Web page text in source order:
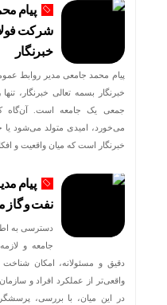
پیام
شرکت
خبرنگار
پیام محمد جامعی مدیر روابط
خبرنگار بسمه تعالی خبرنگار،
جمعی یک جامعه است. آن‌گاه
می‌خورد، امیدی متولد می‌شود یا
خبرنگار است که میان واقعیت و
پیام
نفت و گاز
دسترسی به
جامعه و
دقیق و مسئولانه، امکان
واقعی‌تر از عملکرد افراد و
در این میان، با بررسی،